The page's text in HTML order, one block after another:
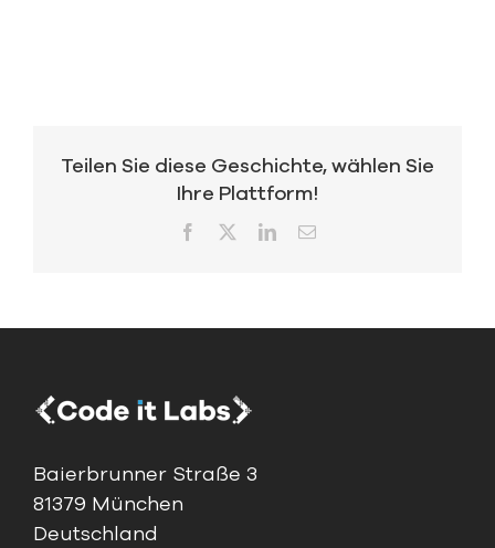
Teilen Sie diese Geschichte, wählen Sie
Ihre Plattform!
Facebook LinkedInEmail
Baierbrunner Straße 3
81379 München
Deutschland